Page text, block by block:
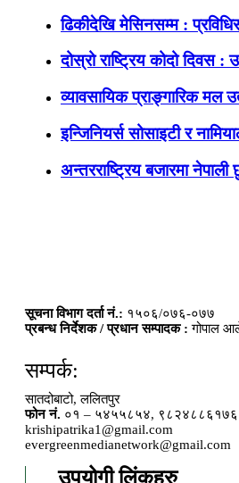
ढिकीदेखि मेसिनसम्म :
दोस्रो राष्ट्रिय कोदो दिवस
व्यावसायिक प्राङ्गारिक
इन्जिनियर्स सोसाइटी र
अन्तरराष्ट्रिय बजारमा नेपाली
सूचना विभाग दर्ता नं.: १५०६/०७६-०७७
प्रबन्ध निर्देशक / प्रधान सम्पादक : गोपाल
सम्पर्क:
सातदोबाटो, ललितपुर
फोन नं. ०१ – ५४५५८५४, ९८२४८८६१७६
krishipatrika1@gmail.com
evergreenmedianetwork@gmail.com
उपयोगी लिंकहरु